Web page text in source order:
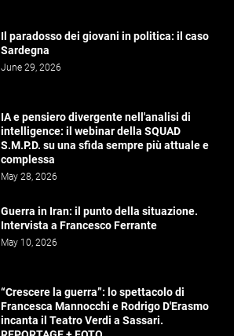
Il paradosso dei giovani in politica: il caso
Sardegna
June 29, 2026
IA e pensiero divergente nell'analisi di
intelligence: il webinar della SQUAD
S.M.P.D. su una sfida sempre più attuale e
complessa
May 28, 2026
Guerra in Iran: il punto della situazione.
Intervista a Francesco Ferrante
May 10, 2026
“Crescere la guerra”: lo spettacolo di
Francesca Mannocchi e Rodrigo D'Erasmo
incanta il Teatro Verdi a Sassari.